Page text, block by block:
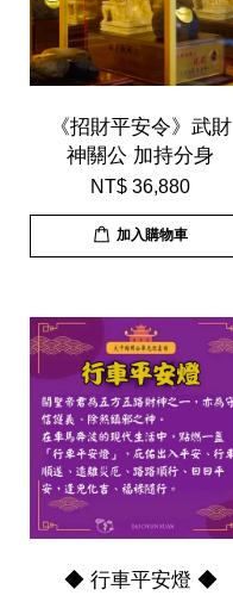
《招財平安令》武財
神關公 加持分身
NT$ 36,880
加入購物車
◆ 行車平安燈 ◆